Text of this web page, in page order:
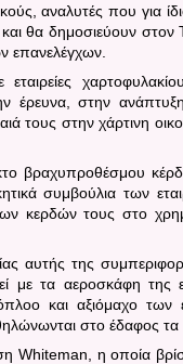
αναλυτές που για
θα δημοσιεύουν
επανελέγχων.
έρευνα, στην
τους στην χάρτινη
βραχυπροθέσμου
συμβούλια των
κερδών τους στο
αυτής της
με τα αεροσκάφη της
και αξιόμαχο
στο έδαφος τα
Whiteman , η οποία